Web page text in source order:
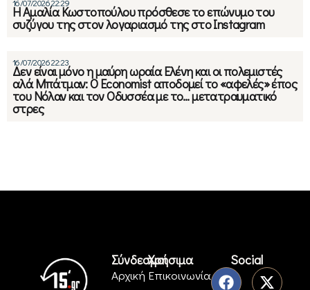
16/07/2026 22:29
Η Αμαλία Κωστοπούλου πρόσθεσε το επώνυμο του
συζύγου της στον λογαριασμό της στο Instagram
16/07/2026 22:23
Δεν είναι μόνο η μαύρη ωραία Ελένη και οι πολεμιστές
αλά Μπάτμαν: Ο Economist αποδομεί το «αφελές» έπος
του Νόλαν και τον Οδυσσέα με το… μετατραυματικό
στρες
Σύνδεσμοι
Αρχική
Χρήσιμα
Επικοινωνία
Social